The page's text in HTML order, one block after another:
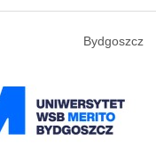
Bydgoszcz